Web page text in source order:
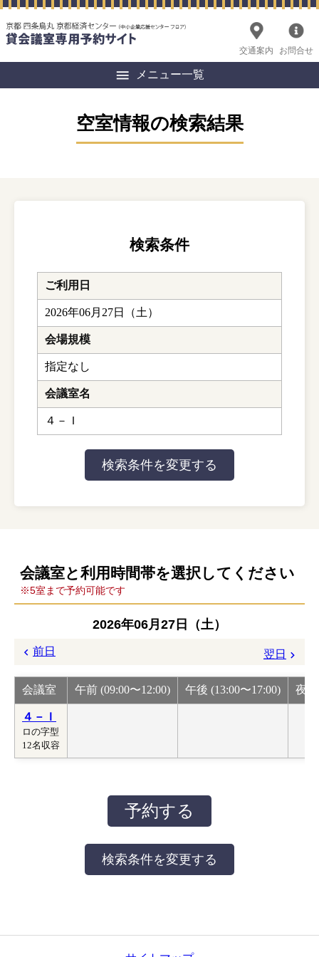
交通案内 お問合せ
メニュー一覧
空室情報の検索結果
検索条件
ご利用日
2026年06月27日（土）
会場規模
指定なし
会議室名
４－Ｉ
会議室と利用時間帯を選択してください
※5室まで予約可能です
2026年06月27日（土）
前日 翌日
会議室 午前 (09:00〜12:00) 午後 (13:00〜17:00) 夜
４－Ｉ
ロの字型
12名収容